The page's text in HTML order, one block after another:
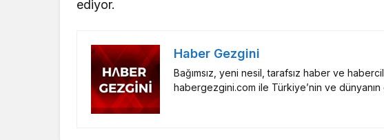
ediyor.
Haber Gezgini
Bağımsız, yeni nesil, tarafsız haber ve
habergezgini.com ile Türkiye’nin ve